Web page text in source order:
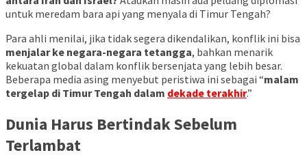
untuk meredam bara api yang menyala di Timur Tengah?
Para ahli menilai, jika tidak segera dikendalikan, konflik ini bisa
menjalar ke negara-negara tetangga, bahkan menarik
kekuatan global dalam konflik bersenjata yang lebih besar.
Beberapa media asing menyebut peristiwa ini sebagai “malam
tergelap di Timur Tengah dalam dekade terakhir.”
Dunia Harus Bertindak Sebelum
Terlambat